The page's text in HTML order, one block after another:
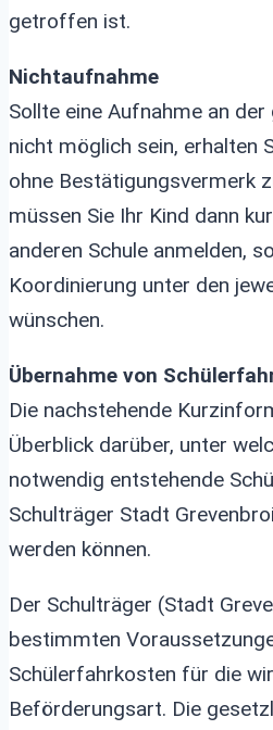
getroffen ist.
Nichtaufnahme
Sollte eine Aufnahme an
nicht möglich sein, erhalten
ohne Bestätigungsvermerk
müssen Sie Ihr Kind dann
anderen Schule anmelden,
Koordinierung unter den
wünschen.
Übernahme von
Die nachstehende
Überblick darüber, unter
notwendig entstehende
Schulträger Stadt
werden können.
Der Schulträger (Stadt
bestimmten
Schülerfahrkosten für die
Beförderungsart. Die